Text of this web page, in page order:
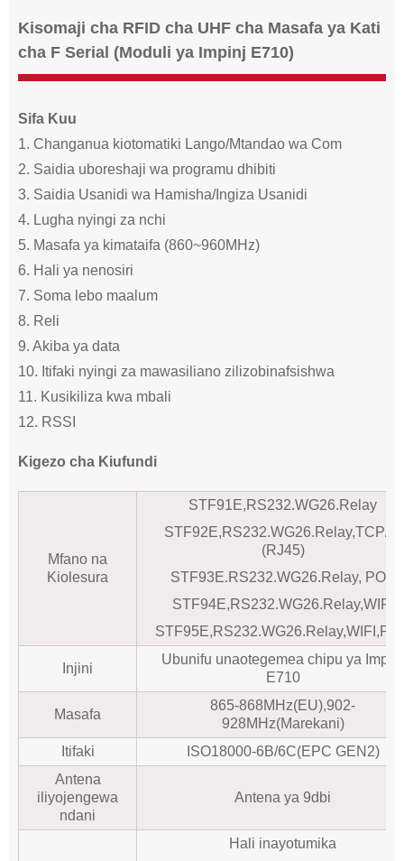
Kisomaji cha RFID cha UHF cha Masafa ya Kati
cha F Serial (Moduli ya Impinj E710)
Sifa Kuu
1. Changanua kiotomatiki Lango/Mtandao wa Com
2. Saidia uboreshaji wa programu dhibiti
3. Saidia Usanidi wa Hamisha/Ingiza Usanidi
4. Lugha nyingi za nchi
5. Masafa ya kimataifa (860~960MHz)
6. Hali ya nenosiri
7. Soma lebo maalum
8. Reli
9. Akiba ya data
10. Itifaki nyingi za mawasiliano zilizobinafsishwa
11. Kusikiliza kwa mbali
12. RSSI
Kigezo cha Kiufundi
Mfano na
Kiolesura
STF91E,RS232.WG26.Relay
STF92E,RS232.WG26.Relay,TCP/IP
(RJ45)
STF93E.RS232.WG26.Relay, POE
STF94E,RS232.WG26.Relay,WIFI
Injini
Ubunifu unaotegemea chipu ya Impinj
E710
Masafa
865-868MHz(EU),902-
928MHz(Marekani)
Itifaki
ISO18000-6B/6C(EPC GEN2)
Antena
iliyojengewa
ndani
Antena ya 9dbi
Hali inayotumika